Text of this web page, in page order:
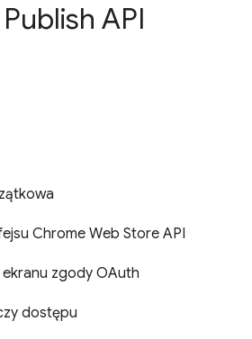
API
Chrome Web Store API
zgody OAuth
dostępu